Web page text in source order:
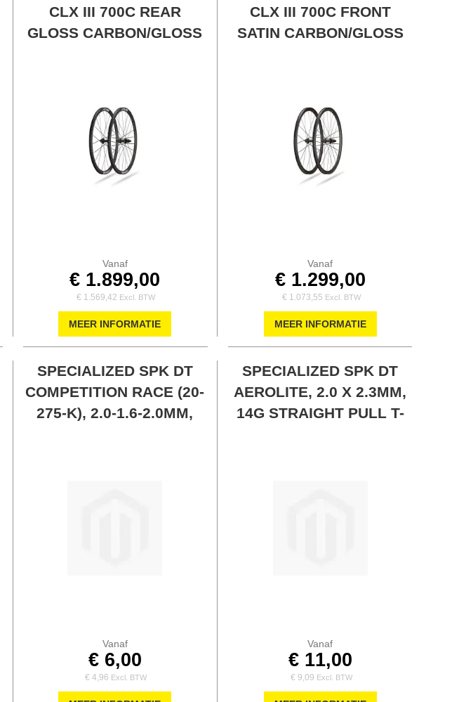
CLX III 700C REAR
GLOSS CARBON/GLOSS
Vanaf
€ 1.899,00
€ 1.569,42
MEER INFORMATIE
CLX III 700C FRONT
SATIN CARBON/GLOSS
Vanaf
€ 1.299,00
€ 1.073,55
MEER INFORMATIE
SPECIALIZED SPK DT
COMPETITION RACE (20-
275-K), 2.0-1.6-2.0MM,
Vanaf
€ 6,00
€ 4,96
SPECIALIZED SPK DT
AEROLITE, 2.0 X 2.3MM,
14G STRAIGHT PULL T-
Vanaf
€ 11,00
€ 9,09